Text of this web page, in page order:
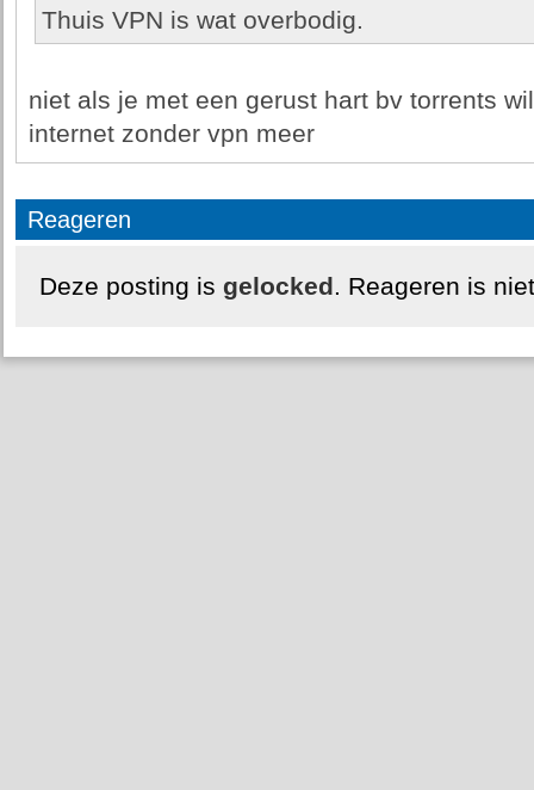
Thuis VPN is wat overbodig.
niet als je met een gerust hart bv torrents
internet zonder vpn meer
Reageren
Deze posting is gelocked. Reageren is